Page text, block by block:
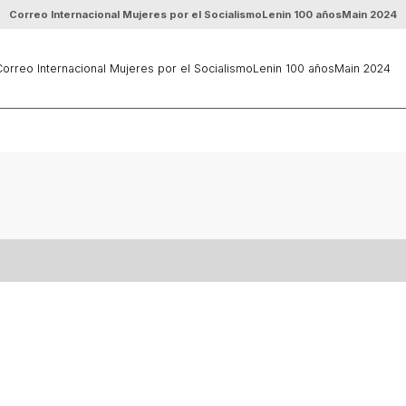
Correo Internacional Mujeres por el SocialismoLenin 100 añosMain 2024
Internacional Mujeres por el SocialismoLenin 100 añosMain 2024